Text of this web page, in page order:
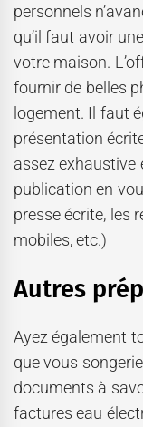
personnels
qu’il faut avoir
votre maison.
fournir de belles
logement. Il faut
présentation
assez
publication en
presse écrite, les
mobiles, etc.)
Autres
Ayez également
que vous
documents à
factures eau